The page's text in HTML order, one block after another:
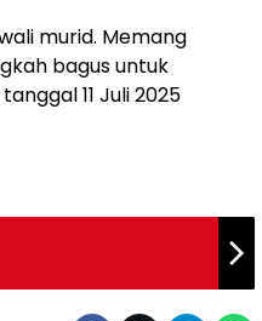
murid. Memang
bagus untuk
11 Juli 2025